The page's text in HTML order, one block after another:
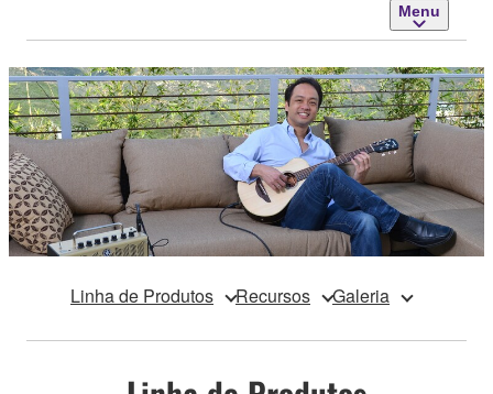
Menu
Linha de Produtos Recursos Galeria